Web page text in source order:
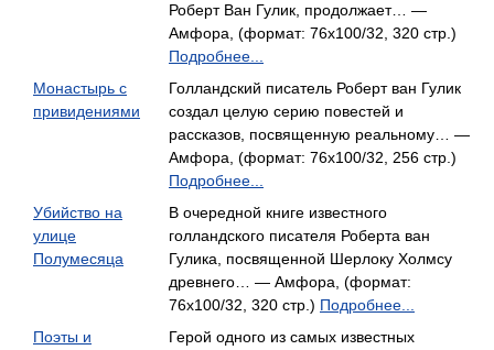
Роберт Ван Гулик, продолжает… —
Амфора, (формат: 76x100/32, 320 стр.)
Подробнее...
Монастырь с
привидениями
Голландский писатель Роберт ван Гулик
создал целую серию повестей и
рассказов, посвященную реальному… —
Амфора, (формат: 76x100/32, 256 стр.)
Подробнее...
Убийство на
улице
Полумесяца
В очередной книге известного
голландского писателя Роберта ван
Гулика, посвященной Шерлоку Холмсу
древнего… — Амфора, (формат:
76x100/32, 320 стр.) Подробнее...
Поэты и
Герой одного из самых известных